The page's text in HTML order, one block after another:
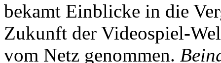
bekamt Einblicke in die
Zukunft der Videospiel-
vom Netz genommen.